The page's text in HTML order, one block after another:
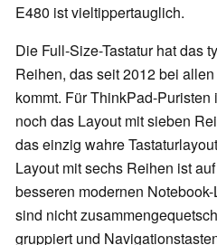
E480 ist vieltippertauglich.
Die Full-Size-Tastatur hat das
Reihen, das seit 2012 bei
kommt. Für ThinkPad-
noch das Layout mit sieben
das einzig wahre
Layout mit sechs Reihen ist
besseren modernen
sind nicht
gruppiert und